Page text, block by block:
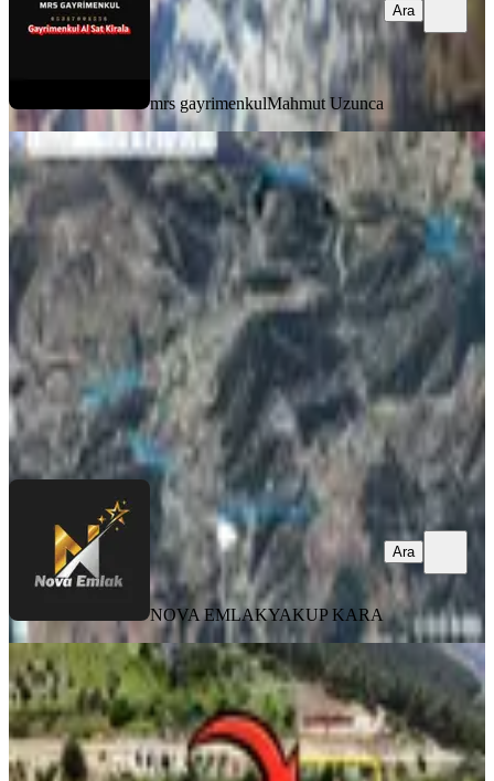
mrs gayrimenkulMahmut Uzunca
Ara
Yenidemir Yoluna Sıfır Tek Tapulu
Satılık Tarla
Onikişubat, Yenidemir Mahallesi
4334 m²
1.384/m²·09.07.2026
6.000.000 ₺
NOVA EMLAK YAKUP KARA
Ara
NOVA EMLAKYAKUP KARA
Ara
2356m² Konut İmarlı Satılık Arsa
Onikişubat, Rasim Özdenören Mahallesi
2356 m²·19.949/m²·02.06.2026